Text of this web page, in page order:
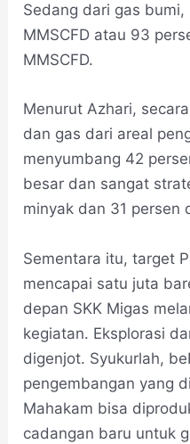
Sedang dari gas bumi,
MMSCFD atau 93
MMSCFD.
Menurut Azhari,
dan gas dari areal
menyumbang 42
besar dan sangat
minyak dan 31 persen
Sementara itu, target
mencapai satu juta
depan SKK Migas
kegiatan. Eksplorasi
digenjot. Syukurlah,
pengembangan yang
Mahakam bisa
cadangan baru untuk